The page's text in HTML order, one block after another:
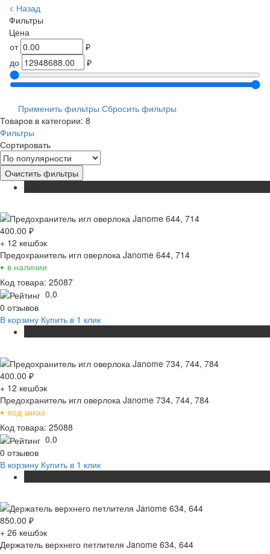
< Назад
Фильтры
Цена
от
₽
до
₽
Применить фильтры Сбросить фильтры
Товаров в категории: 8
Фильтры
Сортировать
Очистить фильтры
400.00 ₽
+ 12 кешбэк
Предохранитель игл оверлока Janome 644, 714
• в наличии
Код товара: 25087
0.0
0 отзывов
В корзину Купить в 1 клик
400.00 ₽
+ 12 кешбэк
Предохранитель игл оверлока Janome 734, 744, 784
• под заказ
Код товара: 25088
0.0
0 отзывов
В корзину Купить в 1 клик
850.00 ₽
+ 26 кешбэк
Держатель верхнего петлителя Janome 634, 644